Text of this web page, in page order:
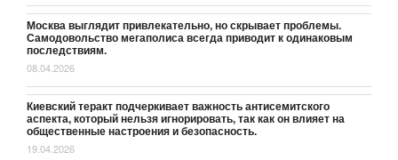
Москва выглядит привлекательно, но скрывает проблемы.
Самодовольство мегаполиса всегда приводит к одинаковым
последствиям.
08.04.2026
Киевский теракт подчеркивает важность антисемитского
аспекта, который нельзя игнорировать, так как он влияет на
общественные настроения и безопасность.
19.04.2026